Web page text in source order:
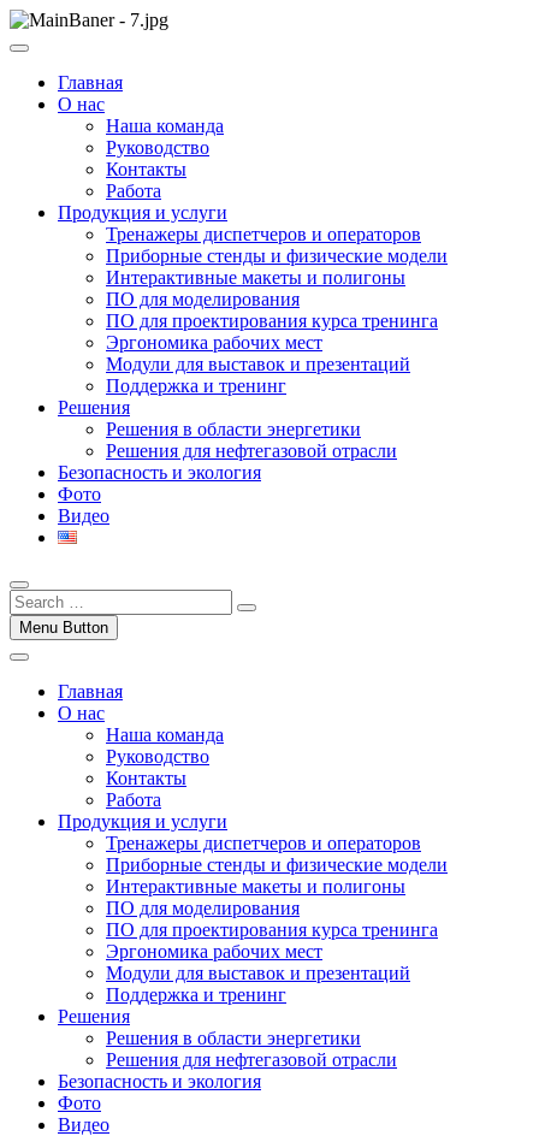
Skip
to
ООО НПП "АТП"
ООО НПП "АТП" – разработка тренажерных комплексов
Главная
О нас
Наша команда
Руководство
Контакты
Работа
Продукция и услуги
Тренажеры диспетчеров и операторов
Приборные стенды и физические модели
Интерактивные макеты и полигоны
ПО для моделирования
ПО для проектирования курса тренинга
Эргономика рабочих мест
Модули для выставок и презентаций
Поддержка и тренинг
Решения
Решения в области энергетики
Решения для нефтегазовой отрасли
Безопасность и экология
Фото
Видео
Menu Button
Главная
О нас
Наша команда
Руководство
Контакты
Работа
Продукция и услуги
Тренажеры диспетчеров и операторов
Приборные стенды и физические модели
Интерактивные макеты и полигоны
ПО для моделирования
ПО для проектирования курса тренинга
Эргономика рабочих мест
Модули для выставок и презентаций
Поддержка и тренинг
Решения
Решения в области энергетики
Решения для нефтегазовой отрасли
Безопасность и экология
Фото
Видео